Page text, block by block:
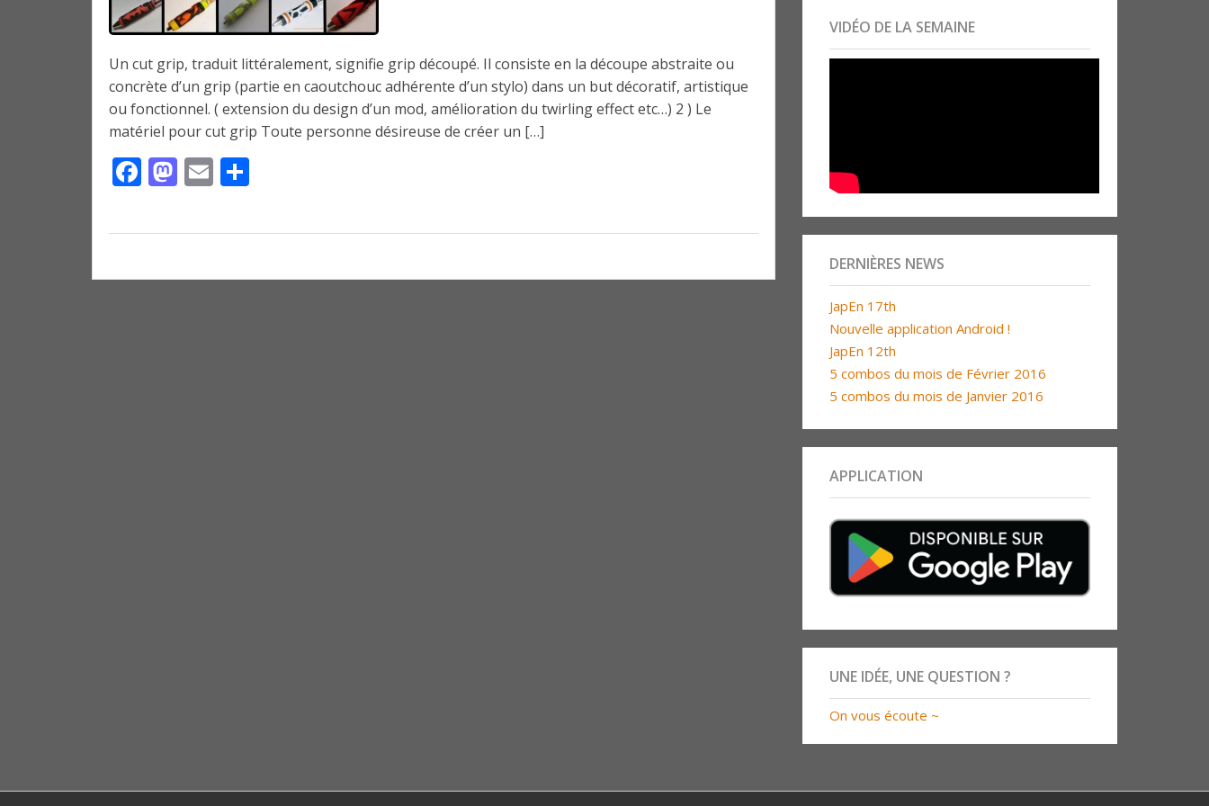
Un cut grip, traduit littéralement, signifie grip découpé. Il consiste en la découpe abstraite ou
concrète d’un grip (partie en caoutchouc adhérente d’un stylo) dans un but décoratif, artistique
ou fonctionnel. ( extension du design d’un mod, amélioration du twirling effect etc…) 2 ) Le
matériel pour cut grip Toute personne désireuse de créer un […]
Facebook
Mastodon
Email
VIDÉO DE LA SEMAINE
DERNIÈRES NEWS
JapEn 17th
Nouvelle application Android !
JapEn 12th
5 combos du mois de Février 2016
5 combos du mois de Janvier 2016
APPLICATION
UNE IDÉE, UNE QUESTION ?
On vous écoute ~